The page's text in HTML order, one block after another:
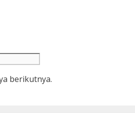
berikutnya.